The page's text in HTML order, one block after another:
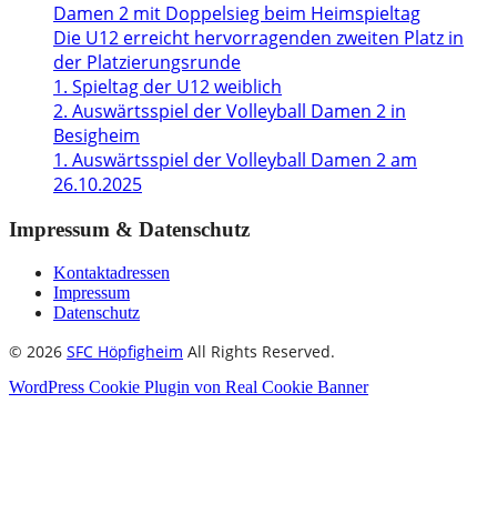
Damen 2 mit Doppelsieg beim Heimspieltag
Die U12 erreicht hervorragenden zweiten Platz in
der Platzierungsrunde
1. Spieltag der U12 weiblich
2. Auswärtsspiel der Volleyball Damen 2 in
Besigheim
1. Auswärtsspiel der Volleyball Damen 2 am
26.10.2025
Impressum & Datenschutz
Kontaktadressen
Impressum
Datenschutz
© 2026 SFC Höpfigheim All Rights Reserved.
WordPress Cookie Plugin von Real Cookie Banner